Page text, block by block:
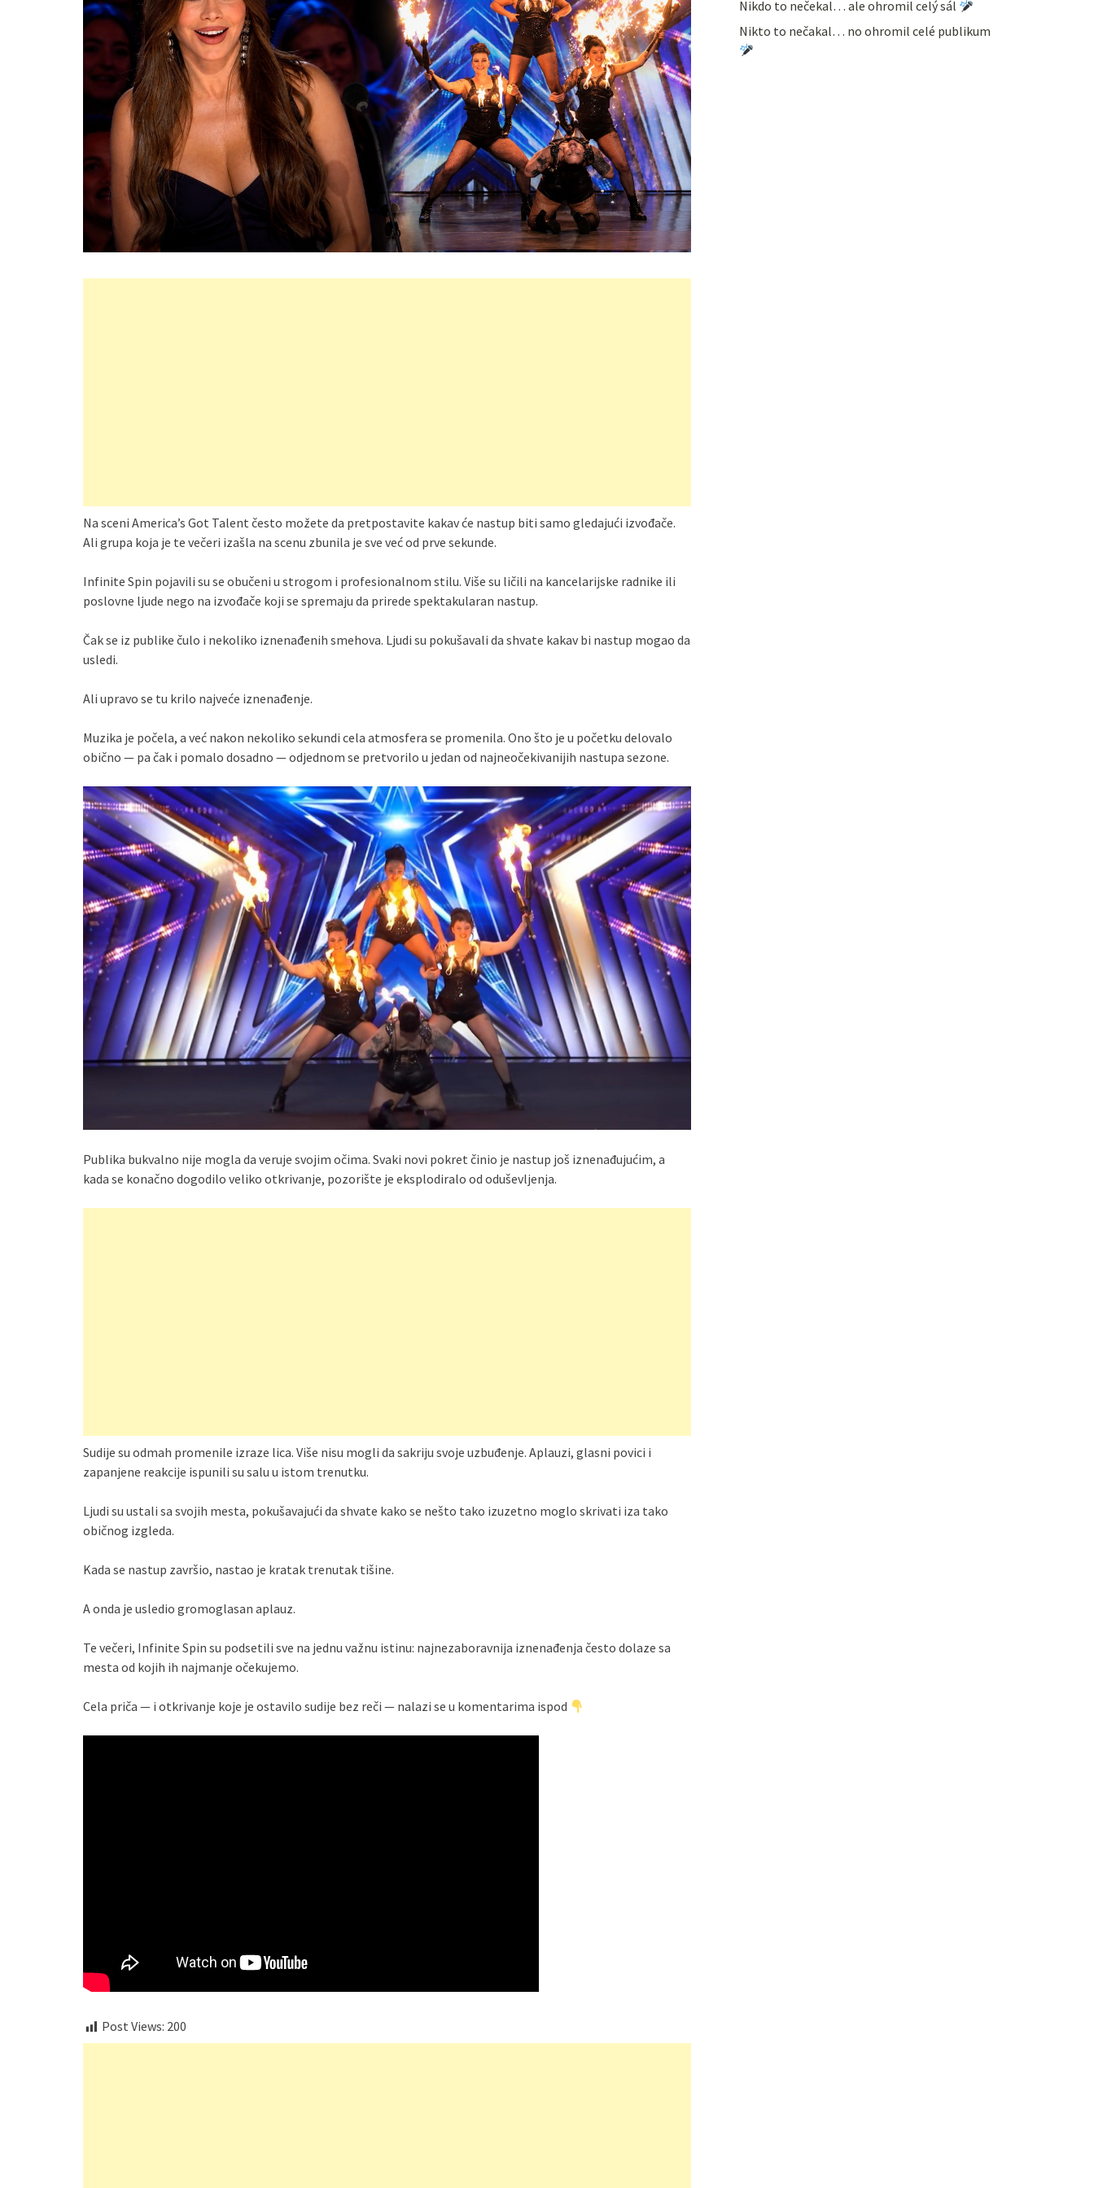
Na sceni America’s Got Talent često možete da pretpostavite kakav će nastup biti samo gledajući izvođače.
Ali grupa koja je te večeri izašla na scenu zbunila je sve već od prve sekunde.
Infinite Spin pojavili su se obučeni u strogom i profesionalnom stilu. Više su ličili na kancelarijske radnike ili
poslovne ljude nego na izvođače koji se spremaju da prirede spektakularan nastup.
Čak se iz publike čulo i nekoliko iznenađenih smehova. Ljudi su pokušavali da shvate kakav bi nastup mogao da
usledi.
Ali upravo se tu krilo najveće iznenađenje.
Muzika je počela, a već nakon nekoliko sekundi cela atmosfera se promenila. Ono što je u početku delovalo
obično — pa čak i pomalo dosadno — odjednom se pretvorilo u jedan od najneočekivanijih nastupa sezone.
Publika bukvalno nije mogla da veruje svojim očima. Svaki novi pokret činio je nastup još iznenađujućim, a
kada se konačno dogodilo veliko otkrivanje, pozorište je eksplodiralo od oduševljenja.
Sudije su odmah promenile izraze lica. Više nisu mogli da sakriju svoje uzbuđenje. Aplauzi, glasni povici i
zapanjene reakcije ispunili su salu u istom trenutku.
Ljudi su ustali sa svojih mesta, pokušavajući da shvate kako se nešto tako izuzetno moglo skrivati iza tako
običnog izgleda.
Kada se nastup završio, nastao je kratak trenutak tišine.
A onda je usledio gromoglasan aplauz.
Te večeri, Infinite Spin su podsetili sve na jednu važnu istinu: najnezaboravnija iznenađenja često dolaze sa
mesta od kojih ih najmanje očekujemo.
Cela priča — i otkrivanje koje je ostavilo sudije bez reči — nalazi se u komentarima ispod
Post Views: 200
Nikdo to nečekal… ale ohromil celý sál
Nikto to nečakal… no ohromil celé publikum